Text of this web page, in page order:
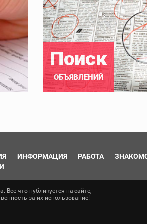
Поиск
ОБЪЯВЛЕНИЙ
ИНФОРМАЦИЯ РАБОТА
Все что публикуется на сайте,
за их использование!